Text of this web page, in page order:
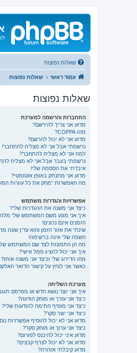
שאלות נפוצות
עמוד ראשי שאלות נפוצות
שאלות נפוצות
התחברות והרשמה למערכת
מדוע אני צריך להירשם?
מהו COPPA?
מדוע אני לא יכול להרשם?
נרשמתי אבל אני לא מצליח להתחבר!
למה אני לא מצליח להתחבר?
נרשמתי בעבר אבל אני לא מצליח
איבדתי את הססמה שלי!
מדוע אני מתנתק באופן אוטומטי?
מה האפשרות “מחק את כל עוגיות
אפשרויות והגדרות משתמש
כיצד אני משנה את ההגדרות שלי?
איך אני מונע משם המשתמש שלי
הזמנים אינם נכונים!
שינתי את אזור הזמן והוא עדין שונה
השפה שלי אינה ברשימה!
מה הן התמונות לצד שם המשתמש
איך אני יכול להציג סמל אישי?
מהו הדירוג שלי וכיצד אני משנה אותו?
כאשר אני לוחץ על קישור הדואר
מערכת השליחה
איך אני יוצר נושא חדש או מפרסם
כיצד אני עורך או מוחק הודעה?
כיצד אני מוסיף חתימה להודעות שלי?
כיצד אני יוצר סקר?
מדוע אני לא יכול להוסיף אפשרויות
כיצד אני ערוך או מוחק סקר?
מדוע איני יכול להיכנס לפורום?
מדוע אני לא יכול לצרף קבצים?
מדוע קיבלתי אזהרה?